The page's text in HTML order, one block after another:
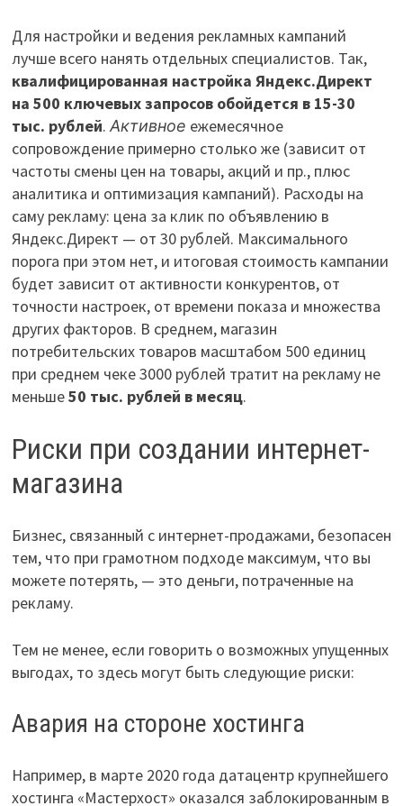
Для настройки и ведения рекламных кампаний
лучше всего нанять отдельных специалистов. Так,
квалифицированная настройка Яндекс.Директ
на 500 ключевых запросов обойдется в 15-30
тыс. рублей. Активное ежемесячное
сопровождение примерно столько же (зависит от
частоты смены цен на товары, акций и пр., плюс
аналитика и оптимизация кампаний). Расходы на
саму рекламу: цена за клик по объявлению в
Яндекс.Директ — от 30 рублей. Максимального
порога при этом нет, и итоговая стоимость кампании
будет зависит от активности конкурентов, от
точности настроек, от времени показа и множества
других факторов. В среднем, магазин
потребительских товаров масштабом 500 единиц
при среднем чеке 3000 рублей тратит на рекламу не
меньше50 тыс. рублей в месяц.
Риски при создании интернет-
магазина
Бизнес, связанный с интернет-продажами, безопасен
тем, что при грамотном подходе максимум, что вы
можете потерять, — это деньги, потраченные на
рекламу.
Тем не менее, если говорить о возможных упущенных
выгодах, то здесь могут быть следующие риски:
Авария на стороне хостинга
Например, в марте 2020 года датацентр крупнейшего
хостинга «Мастерхост» оказался заблокированным в